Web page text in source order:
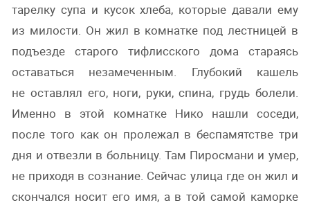
тарелку супа и кусок хлеба, которые давали ему
из милости. Он жил в комнатке под лестницей в
подъезде старого тифлисского дома стараясь
оставаться незамеченным. Глубокий кашель
не оставлял его, ноги, руки, спина, грудь болели.
Именно в этой комнатке Нико нашли соседи,
после того как он пролежал в беспамятстве три
дня и отвезли в больницу. Там Пиросмани и умер,
не приходя в сознание. Сейчас улица где он жил и
скончался носит его имя, а в той самой каморке